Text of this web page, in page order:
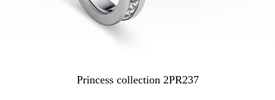
Princess collection 2PR237